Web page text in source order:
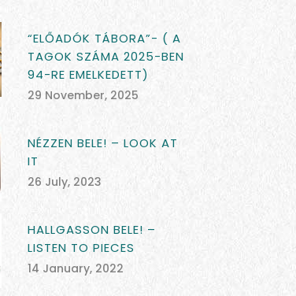
“ELŐADÓK TÁBORA”- ( A
TAGOK SZÁMA 2025-BEN
94-RE EMELKEDETT)
29 November, 2025
NÉZZEN BELE! – LOOK AT
IT
26 July, 2023
HALLGASSON BELE! –
LISTEN TO PIECES
14 January, 2022